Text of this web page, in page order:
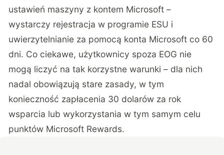
ustawień maszyny z kontem Microsoft –
wystarczy rejestracja w programie ESU i
uwierzytelnianie za pomocą konta Microsoft co 60
dni. Co ciekawe, użytkownicy spoza EOG nie
mogą liczyć na tak korzystne warunki – dla nich
nadal obowiązują stare zasady, w tym
konieczność zapłacenia 30 dolarów za rok
wsparcia lub wykorzystania w tym samym celu
punktów Microsoft Rewards.